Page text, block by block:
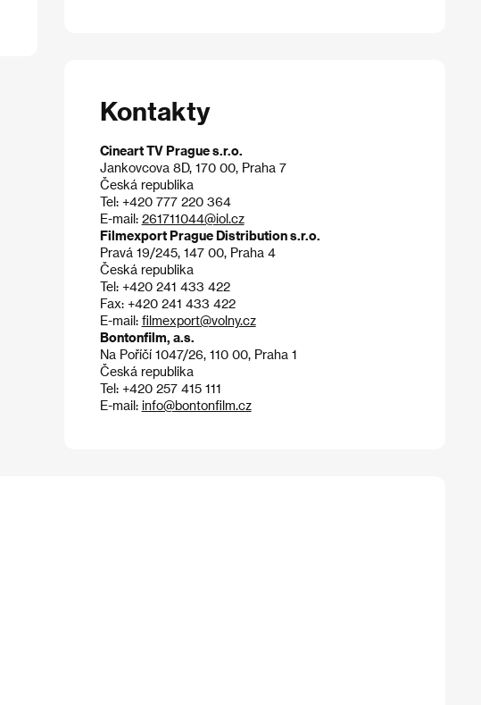
Kontakty
Cineart TV Prague s.r.o.
Jankovcova 8D, 170 00, Praha 7
Česká republika
Tel: +420 777 220 364
E-mail: 261711044@iol.cz
Filmexport Prague Distribution s.r.o.
Pravá 19/245, 147 00, Praha 4
Česká republika
Tel: +420 241 433 422
Fax: +420 241 433 422
E-mail: filmexport@volny.cz
Bontonfilm, a.s.
Na Poříčí 1047/26, 110 00, Praha 1
Česká republika
Tel: +420 257 415 111
E-mail: info@bontonfilm.cz